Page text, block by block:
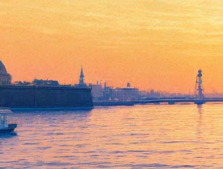
06 апреля 2017,18:57 Версия для печати
Автор серии книг "Песнь льда и пламени", ставшей основой
для популярного сериала "Игра престолов", приедет в
Петербург. Джордж Мартин примет участие в Петербургской
фантастической ассамблее, сообщает 6 апреля литературный
сайт "Горький".
Событие состоится с 18 по 21 августа и включает секции
литературного мастерства, комиксов, телесериалов, книжного
рынка, а также обширный блок общелитературных,
фантастических и развлекательных мероприятий. Точные